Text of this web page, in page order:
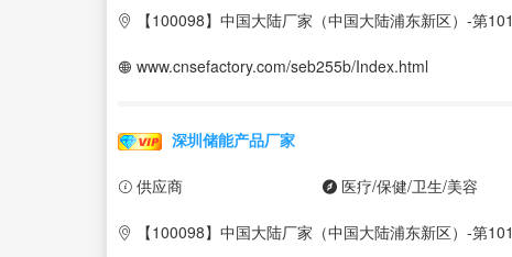
【100098】中国大陆厂家（中国大陆浦东新区）-第101
www.cnsefactory.com/seb255b/Index.html
深圳储能产品厂家
供应商 医疗/保健/卫生/美容
【100098】中国大陆厂家（中国大陆浦东新区）-第101